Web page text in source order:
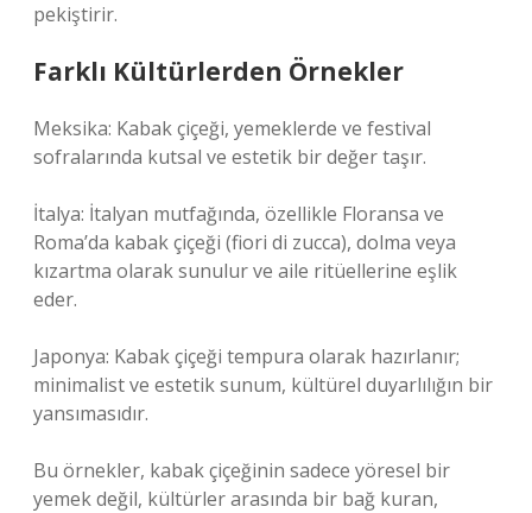
pekiştirir.
Farklı Kültürlerden Örnekler
Meksika: Kabak çiçeği, yemeklerde ve festival
sofralarında kutsal ve estetik bir değer taşır.
İtalya: İtalyan mutfağında, özellikle Floransa ve
Roma’da kabak çiçeği (fiori di zucca), dolma veya
kızartma olarak sunulur ve aile ritüellerine eşlik
eder.
Japonya: Kabak çiçeği tempura olarak hazırlanır;
minimalist ve estetik sunum, kültürel duyarlılığın bir
yansımasıdır.
Bu örnekler, kabak çiçeğinin sadece yöresel bir
yemek değil, kültürler arasında bir bağ kuran,